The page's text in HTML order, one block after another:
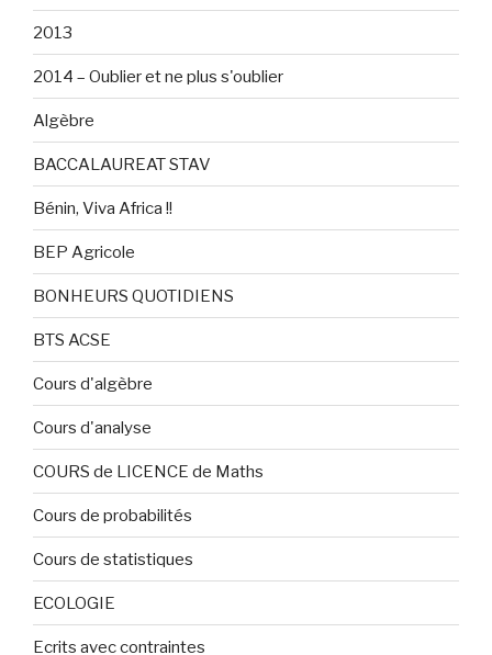
2013
2014 – Oublier et ne plus s'oublier
Algèbre
BACCALAUREAT STAV
Bénin, Viva Africa !!
BEP Agricole
BONHEURS QUOTIDIENS
BTS ACSE
Cours d'algèbre
Cours d'analyse
COURS de LICENCE de Maths
Cours de probabilités
Cours de statistiques
ECOLOGIE
Ecrits avec contraintes